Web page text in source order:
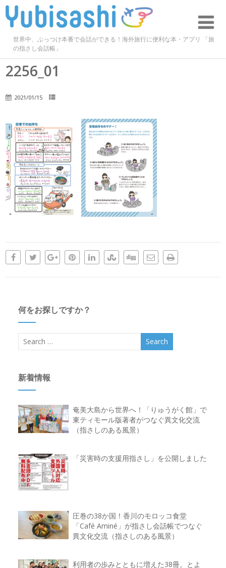
世界中、ぶっつけ本番で会話ができる！海外旅行に便利な本・アプリ 「旅
の指さし会話帳」
2256_01
2021/01/15
何をお探しですか？
新着情報
奄美大島から世界へ！「りゅうがく館」で
東ティモール版著者がつなぐ異文化交流
（指さしのある風景）
「災害時の支援用指さし」を公開しました
圧巻の38か国！香川のモロッコ食堂
「Café Aminé」が指さし会話帳でつなぐ
異文化交流（指さしのある風景）
利用者の歩みとともに増えた38冊。とよ